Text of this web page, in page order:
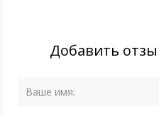
Добавить